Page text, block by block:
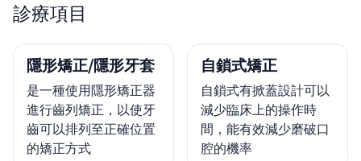
診療項目
隱形矯正/隱形牙套
是一種使用隱形矯正器
進行齒列矯正，以使牙
齒可以排列至正確位置
的矯正方式
自鎖式矯正
自鎖式有掀蓋設計可以
減少臨床上的操作時
間，能有效減少磨破口
腔的機率